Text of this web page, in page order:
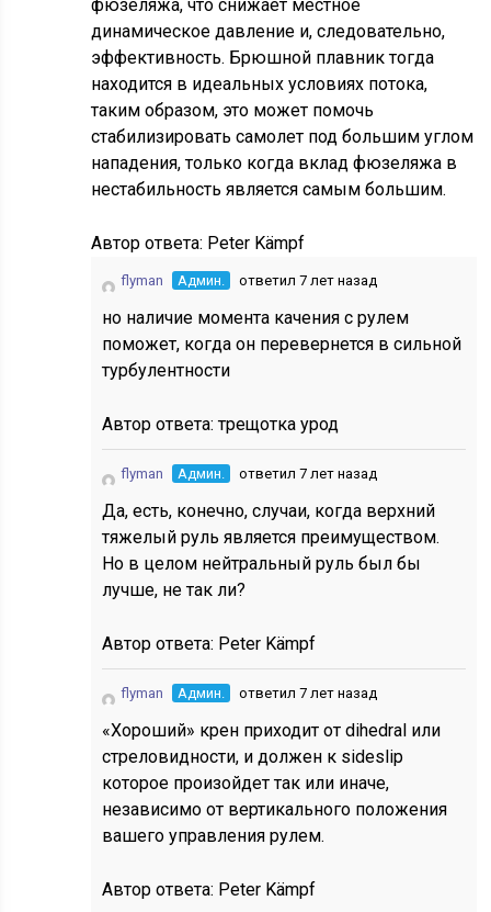
фюзеляжа, что снижает местное
динамическое давление и, следовательно,
эффективность. Брюшной плавник тогда
находится в идеальных условиях потока,
таким образом, это может помочь
стабилизировать самолет под большим углом
нападения, только когда вклад фюзеляжа в
нестабильность является самым большим.
Автор ответа: Peter Kämpf
flyman Админ. ответил 7 лет назад
но наличие момента качения с рулем
поможет, когда он перевернется в сильной
турбулентности
Автор ответа:трещотка урод
flyman Админ. ответил 7 лет назад
Да, есть, конечно, случаи, когда верхний
тяжелый руль является преимуществом.
Но в целом нейтральный руль был бы
лучше, не так ли?
Автор ответа: Peter Kämpf
flyman Админ. ответил 7 лет назад
«Хороший» крен приходит от dihedral или
стреловидности, и должен к sideslip
которое произойдет так или иначе,
независимо от вертикального положения
вашего управления рулем.
Автор ответа: Peter Kämpf